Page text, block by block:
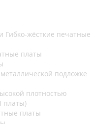
Гибко-жёсткие печатные
платы
подложке
плотностью
платы)
платы